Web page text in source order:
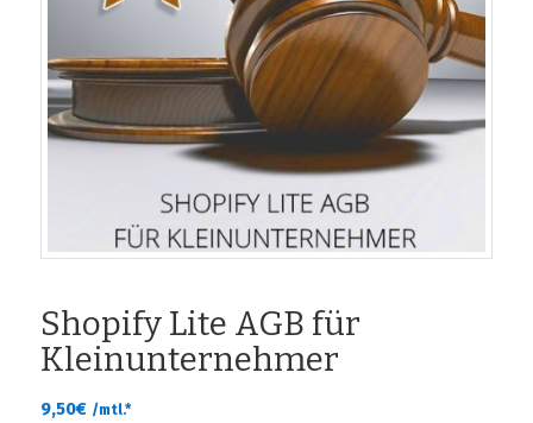
Shopify Lite AGB für
Kleinunternehmer
9,50€ /mtl.*